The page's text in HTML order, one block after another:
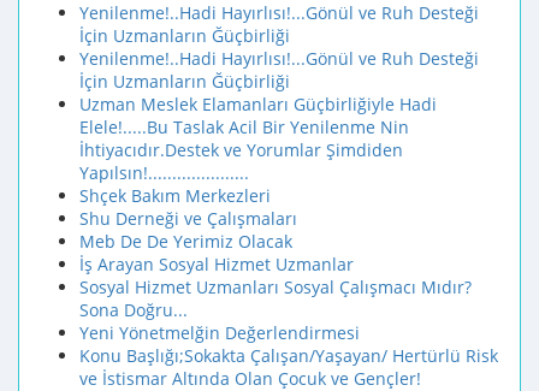
Yenilenme!..Hadi Hayırlısı!...Gönül ve Ruh Desteği
İçin Uzmanların Ğüçbirliği
Yenilenme!..Hadi Hayırlısı!...Gönül ve Ruh Desteği
İçin Uzmanların Ğüçbirliği
Uzman Meslek Elamanları Güçbirliğiyle Hadi
Elele!.....Bu Taslak Acil Bir Yenilenme Nin
İhtiyacıdır.Destek ve Yorumlar Şimdiden
Yapılsın!.....................
Shçek Bakım Merkezleri
Shu Derneği ve Çalışmaları
Meb De De Yerimiz Olacak
İş Arayan Sosyal Hizmet Uzmanlar
Sosyal Hizmet Uzmanları Sosyal Çalışmacı Mıdır?
Sona Doğru...
Yeni Yönetmelğin Değerlendirmesi
Konu Başlığı;Sokakta Çalışan/Yaşayan/ Hertürlü Risk
ve İstismar Altında Olan Çocuk ve Gençler!